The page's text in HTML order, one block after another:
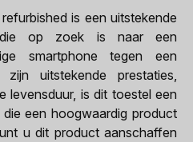
is een uitstekende
op zoek is naar een
smartphone tegen een
uitstekende prestaties,
levensduur, is dit toestel een
een hoogwaardig product
u dit product aanschaffen